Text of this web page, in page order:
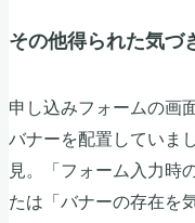
その他得られた気づ
申し込みフォームの画
バナーを配置していま
見。「フォーム入力時
たは「バナーの存在を